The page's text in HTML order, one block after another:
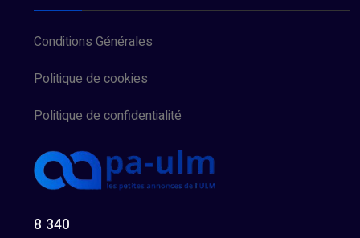
Conditions Générales
Politique de cookies
Politique de confidentialité
8 340